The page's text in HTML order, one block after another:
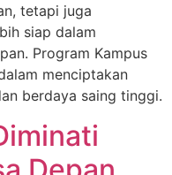
tetapi juga
siap dalam
Program Kampus
menciptakan
berdaya saing tinggi.